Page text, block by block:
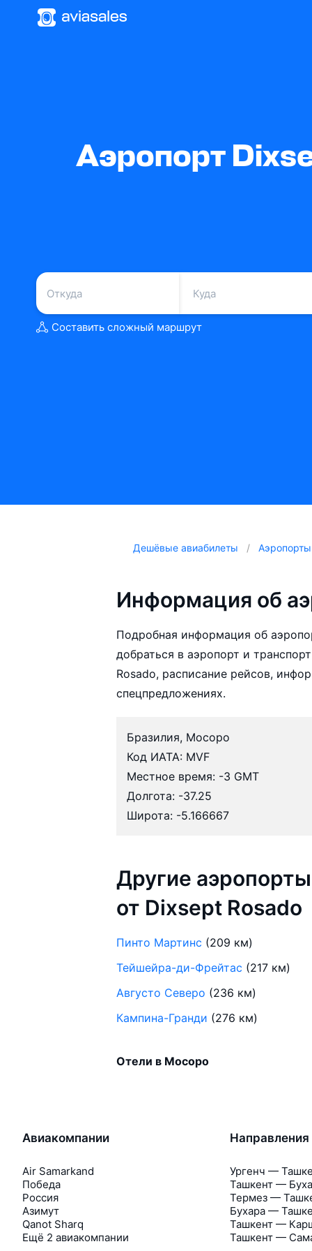
Аэропорт
Составить сложный маршрут
Дешёвые авиабилеты Аэропорты
Информация об
Подробная информация об
добраться в аэропорт и
Rosado, расписание рейсов,
спецпредложениях.
Бразилия, Мосоро
Код ИАТА: MVF
Местное время: -3 GMT
Долгота: -37.25
Широта: -5.166667
Другие
от Dixsept Rosado
Пинто Мартинс (209 км)
Тейшейра-ди-Фрейтас (217 км)
Августо Северо (236 км)
Кампина-Гранди (276 км)
Отели в Мосоро
Авиакомпании
Air Samarkand
Победа
Россия
Азимут
Qanot Sharq
Ещё 2 авиакомпании
Направления
Ургенч —
Ташкент —
Термез —
Бухара —
Ташкент —
Ташкент —